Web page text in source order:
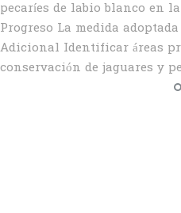
pecaríes de labio blanco en
Progreso La medida
Adicional Identificar áreas
conservación de jaguares y